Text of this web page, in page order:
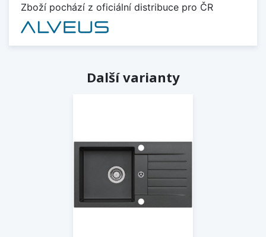
Zboží pochází z oficiální distribuce pro ČR
Další varianty